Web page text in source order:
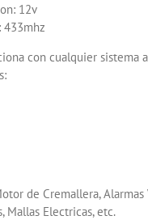
12v
433mhz
con cualquier sistema
de Cremallera, Alarmas
Mallas Electricas, etc.